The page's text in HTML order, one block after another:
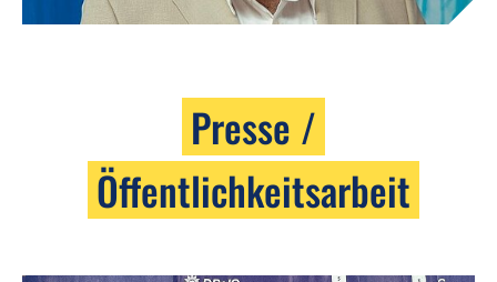
Presse /
Öffentlichkeitsarbeit